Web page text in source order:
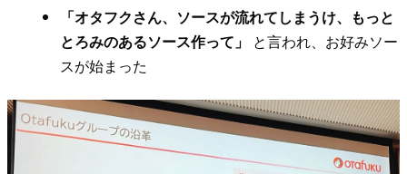
「オタフクさん、ソースが流れてしまうけ、もっと
とろみのあるソース作って」
と言われ、お好みソー
スが始まった